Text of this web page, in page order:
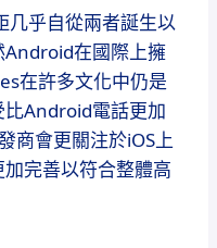
几乎自從兩者誕生以
Android在國際上擁
在許多文化中仍是
比Android電話更加
商會更關注於iOS上
完善以符合整體高